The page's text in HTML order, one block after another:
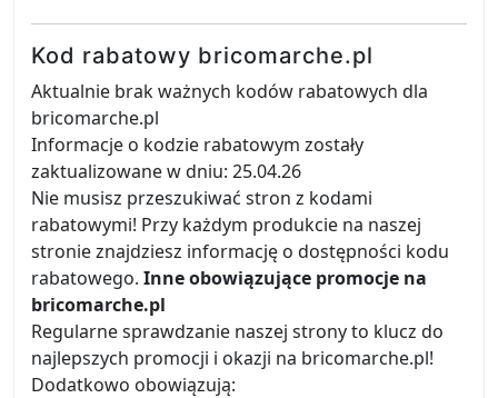
Kod rabatowy bricomarche.pl
Aktualnie brak ważnych kodów rabatowych dla
bricomarche.pl
Informacje o kodzie rabatowym zostały
zaktualizowane w dniu: 25.04.26
Nie musisz przeszukiwać stron z kodami
rabatowymi! Przy każdym produkcie na naszej
stronie znajdziesz informację o dostępności kodu
rabatowego. Inne obowiązujące promocje na
bricomarche.pl
Regularne sprawdzanie naszej strony to klucz do
najlepszych promocji i okazji na bricomarche.pl!
Dodatkowo obowiązują: